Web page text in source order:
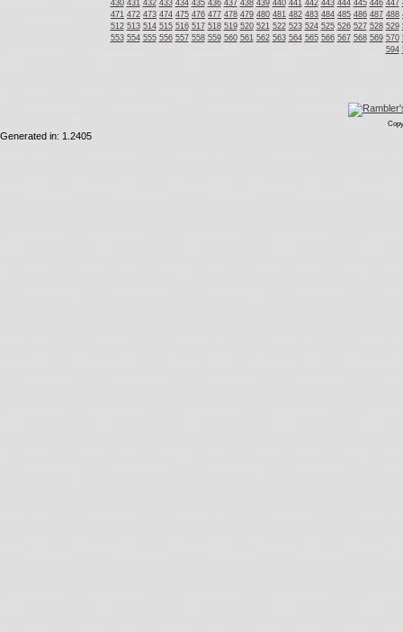
430 431 432 433 434 435 436 437 438 439 440 441 442 443 444 445 446 447
471 472 473 474 475 476 477 478 479 480 481 482 483 484 485 486 487 488
512 513 514 515 516 517 518 519 520 521 522 523 524 525 526 527 528 529
553 554 555 556 557 558 559 560 561 562 563 564 565 566 567 568 569 570
594
Generated in: 1.2405